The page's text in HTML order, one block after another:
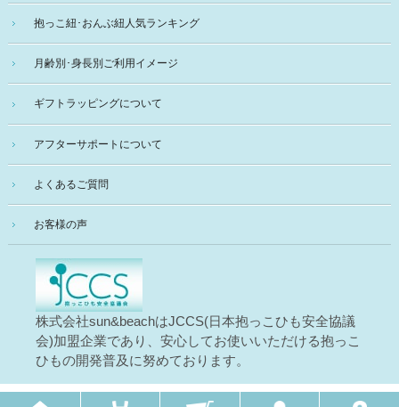
抱っこ紐･おんぶ紐人気ランキング
月齢別･身長別ご利用イメージ
ギフトラッピングについて
アフターサポートについて
よくあるご質問
お客様の声
株式会社sun&beachはJCCS(日本抱っこひも安全協議
会)加盟企業であり、安心してお使いいただける抱っこ
ひもの開発普及に努めております。